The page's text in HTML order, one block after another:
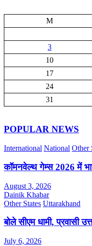
M
3
10
17
24
31
POPULAR NEWS
International National Other
कॉमनवेल्थ गेम्स 2026 में
August 3, 2026
Dainik Khabar
Other States Uttarakhand
बोले सीएम धामी,
July 6, 2026